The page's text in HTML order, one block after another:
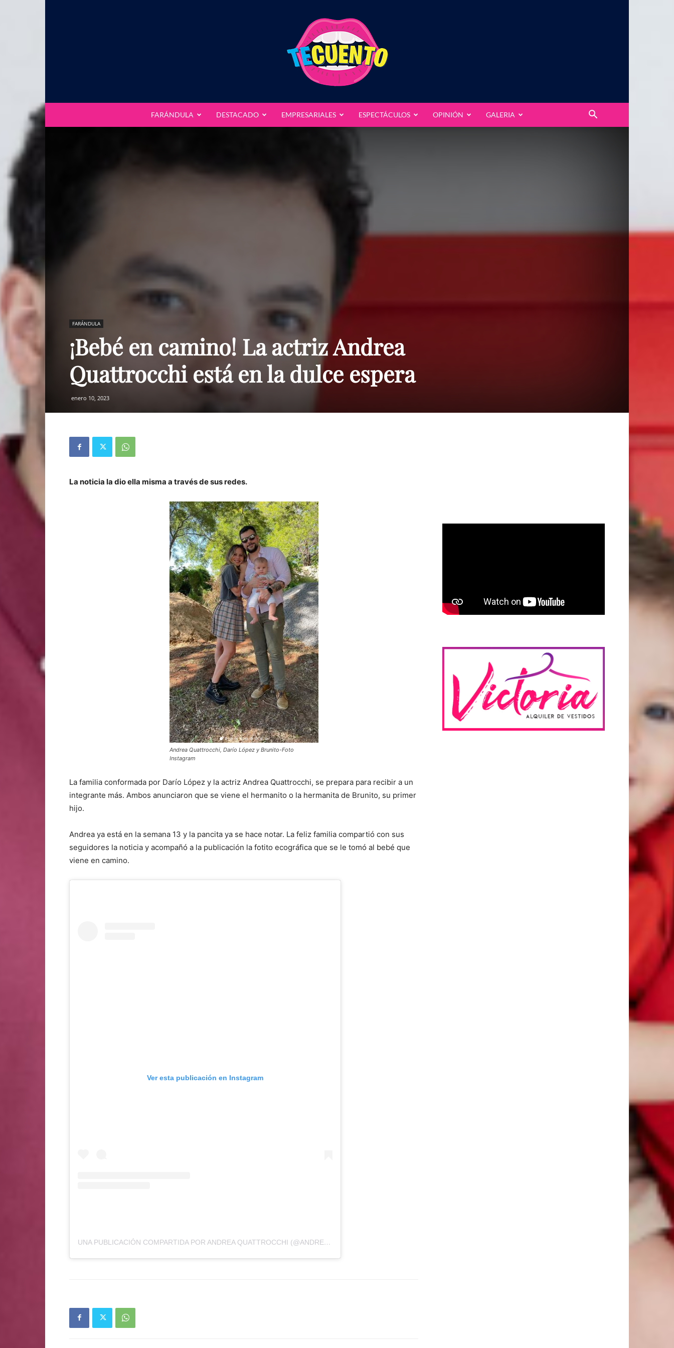
Cuento
FARÁNDULA DESTACADO EMPRESARIALES ESPECTÁCULOS OPINIÓN GALERIA
FARÁNDULA
¡Bebé en camino! La actriz Andrea
Quattrocchi está en la dulce espera
enero 10, 2023
La noticia la dio ella misma a través de sus redes.
Andrea Quattrocchi, Darío López y Brunito-Foto
Instagram
La familia conformada por Darío López y la actriz Andrea Quattrocchi, se prepara para recibir a un
integrante más. Ambos anunciaron que se viene el hermanito o la hermanita de Brunito, su primer
hijo.
Andrea ya está en la semana 13 y la pancita ya se hace notar. La feliz familia compartió con sus
seguidores la noticia y acompañó a la publicación la fotito ecográfica que se le tomó al bebé que
viene en camino.
Ver esta publicación en Instagram
UNA PUBLICACIÓN COMPARTIDA POR ANDREA QUATTROCCHI (@ANDREQUATTROCCHI)